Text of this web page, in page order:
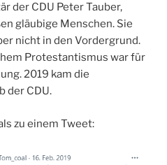
der CDU Peter Tauber,
gläubige Menschen. Sie
nicht in den Vordergrund.
Protestantismus war für
2019 kam die
der CDU.
zu einem Tweet: